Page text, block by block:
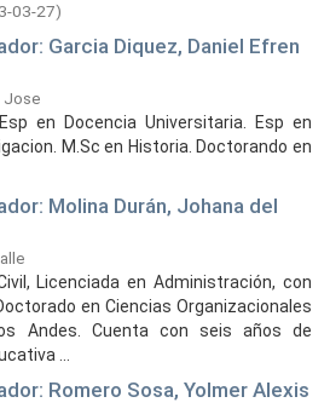
03-27)
Garcia Diquez, Daniel Efren
Jose
en Docencia Universitaria. Esp en
M.Sc en Historia. Doctorando en
Molina Durán, Johana del
Licenciada en Administración, con
en Ciencias Organizacionales
Andes. Cuenta con seis años de
...
Romero Sosa, Yolmer Alexis